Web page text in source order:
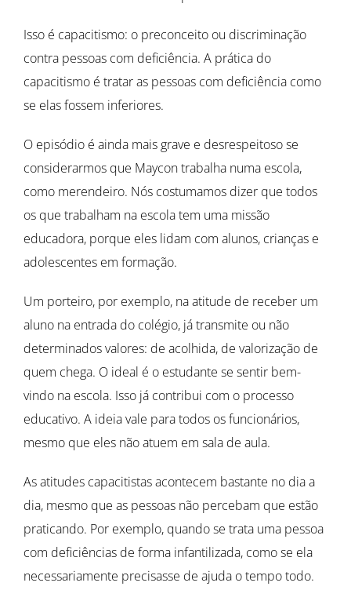
Isso é capacitismo: o preconceito ou discriminação
contra pessoas com deficiência. A prática do
capacitismo é tratar as pessoas com deficiência como
se elas fossem inferiores.
O episódio é ainda mais grave e desrespeitoso se
considerarmos que Maycon trabalha numa escola,
como merendeiro. Nós costumamos dizer que todos
os que trabalham na escola tem uma missão
educadora, porque eles lidam com alunos, crianças e
adolescentes em formação.
Um porteiro, por exemplo, na atitude de receber um
aluno na entrada do colégio, já transmite ou não
determinados valores: de acolhida, de valorização de
quem chega. O ideal é o estudante se sentir bem-
vindo na escola. Isso já contribui com o processo
educativo. A ideia vale para todos os funcionários,
mesmo que eles não atuem em sala de aula.
As atitudes capacitistas acontecem bastante no dia a
dia, mesmo que as pessoas não percebam que estão
praticando. Por exemplo, quando se trata uma pessoa
com deficiências de forma infantilizada, como se ela
necessariamente precisasse de ajuda o tempo todo.